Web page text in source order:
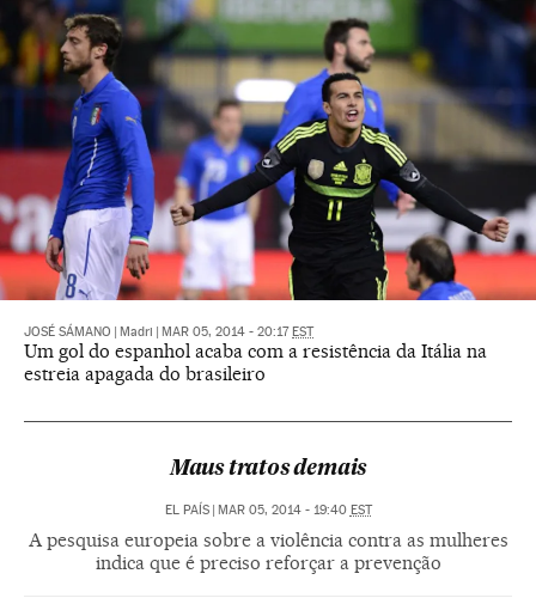
JOSÉ SÁMANO Madri MAR 05, 2014 - 20:17 EST
Um gol do espanhol acaba com a resistência da Itália na
estreia apagada do brasileiro
Maus tratos demais
EL PAÍS MAR 05, 2014 - 19:40 EST
A pesquisa europeia sobre a violência contra as mulheres
indica que é preciso reforçar a prevenção